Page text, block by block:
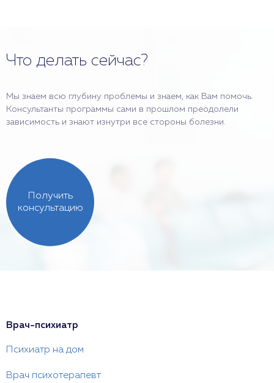
Что делать сейчас?
Мы знаем всю глубину проблемы и знаем, как Вам помочь.
Консультанты программы сами в прошлом преодолели
зависимость и знают изнутри все стороны болезни.
Получить
консультацию
Врач-психиатр
Психиатр на дом
Врач психотерапевт